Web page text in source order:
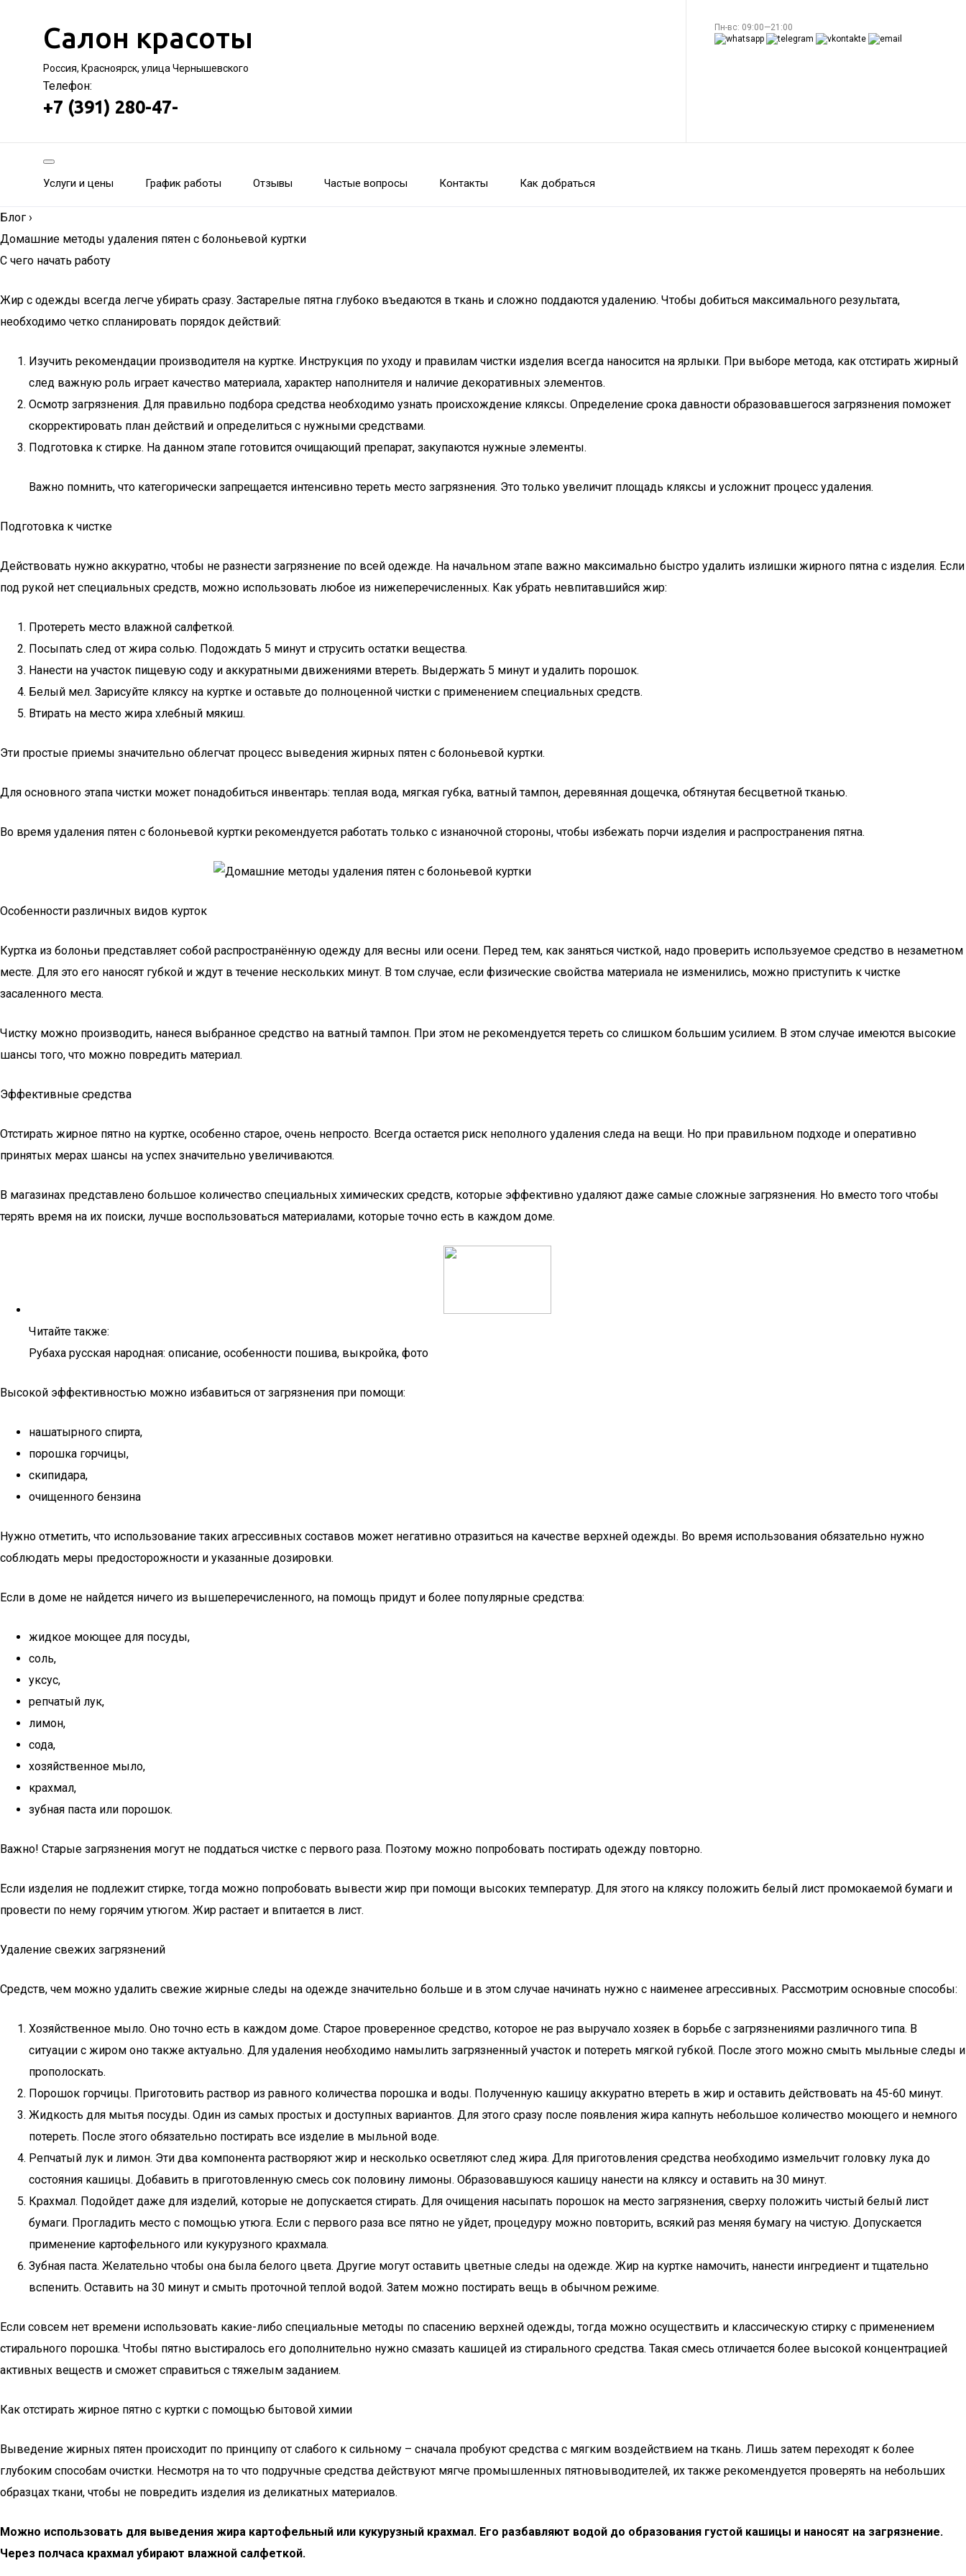
Салон красоты
Россия, Красноярск, улица Чернышевского
Телефон:
+7 (391) 280-47-
Пн-вс: 09:00—21:00
Услуги и цены График работы Отзывы Частые вопросы Контакты Как добраться
Блог ›
Домашние методы удаления пятен с болоньевой куртки
С чего начать работу
Жир с одежды всегда легче убирать сразу. Застарелые пятна глубоко въедаются в ткань и сложно поддаются удалению. Чтобы добиться максимального результата,
необходимо четко спланировать порядок действий:
Изучить рекомендации производителя на куртке. Инструкция по уходу и правилам чистки изделия всегда наносится на ярлыки. При выборе метода, как отстирать жирный
след важную роль играет качество материала, характер наполнителя и наличие декоративных элементов.
Осмотр загрязнения. Для правильно подбора средства необходимо узнать происхождение кляксы. Определение срока давности образовавшегося загрязнения поможет
скорректировать план действий и определиться с нужными средствами.
Подготовка к стирке. На данном этапе готовится очищающий препарат, закупаются нужные элементы.
Важно помнить, что категорически запрещается интенсивно тереть место загрязнения. Это только увеличит площадь кляксы и усложнит процесс удаления.
Подготовка к чистке
Действовать нужно аккуратно, чтобы не разнести загрязнение по всей одежде. На начальном этапе важно максимально быстро удалить излишки жирного пятна с изделия. Если
под рукой нет специальных средств, можно использовать любое из нижеперечисленных. Как убрать невпитавшийся жир:
Протереть место влажной салфеткой.
Посыпать след от жира солью. Подождать 5 минут и струсить остатки вещества.
Нанести на участок пищевую соду и аккуратными движениями втереть. Выдержать 5 минут и удалить порошок.
Белый мел. Зарисуйте кляксу на куртке и оставьте до полноценной чистки с применением специальных средств.
Втирать на место жира хлебный мякиш.
Эти простые приемы значительно облегчат процесс выведения жирных пятен с болоньевой куртки.
Для основного этапа чистки может понадобиться инвентарь: теплая вода, мягкая губка, ватный тампон, деревянная дощечка, обтянутая бесцветной тканью.
Во время удаления пятен с болоньевой куртки рекомендуется работать только с изнаночной стороны, чтобы избежать порчи изделия и распространения пятна.
Особенности различных видов курток
Куртка из болоньи представляет собой распространённую одежду для весны или осени. Перед тем, как заняться чисткой, надо проверить используемое средство в незаметном
месте. Для это его наносят губкой и ждут в течение нескольких минут. В том случае, если физические свойства материала не изменились, можно приступить к чистке
засаленного места.
Чистку можно производить, нанеся выбранное средство на ватный тампон. При этом не рекомендуется тереть со слишком большим усилием. В этом случае имеются высокие
шансы того, что можно повредить материал.
Эффективные средства
Отстирать жирное пятно на куртке, особенно старое, очень непросто. Всегда остается риск неполного удаления следа на вещи. Но при правильном подходе и оперативно
принятых мерах шансы на успех значительно увеличиваются.
В магазинах представлено большое количество специальных химических средств, которые эффективно удаляют даже самые сложные загрязнения. Но вместо того чтобы
терять время на их поиски, лучше воспользоваться материалами, которые точно есть в каждом доме.
Читайте также:
Рубаха русская народная: описание, особенности пошива, выкройка, фото
Высокой эффективностью можно избавиться от загрязнения при помощи:
нашатырного спирта,
порошка горчицы,
скипидара,
очищенного бензина
Нужно отметить, что использование таких агрессивных составов может негативно отразиться на качестве верхней одежды. Во время использования обязательно нужно
соблюдать меры предосторожности и указанные дозировки.
Если в доме не найдется ничего из вышеперечисленного, на помощь придут и более популярные средства:
жидкое моющее для посуды,
соль,
уксус,
репчатый лук,
лимон,
сода,
хозяйственное мыло,
крахмал,
зубная паста или порошок.
Важно! Старые загрязнения могут не поддаться чистке с первого раза. Поэтому можно попробовать постирать одежду повторно.
Если изделия не подлежит стирке, тогда можно попробовать вывести жир при помощи высоких температур. Для этого на кляксу положить белый лист промокаемой бумаги и
провести по нему горячим утюгом. Жир растает и впитается в лист.
Удаление свежих загрязнений
Средств, чем можно удалить свежие жирные следы на одежде значительно больше и в этом случае начинать нужно с наименее агрессивных. Рассмотрим основные способы:
Хозяйственное мыло. Оно точно есть в каждом доме. Старое проверенное средство, которое не раз выручало хозяек в борьбе с загрязнениями различного типа. В
ситуации с жиром оно также актуально. Для удаления необходимо намылить загрязненный участок и потереть мягкой губкой. После этого можно смыть мыльные следы и
прополоскать.
Порошок горчицы. Приготовить раствор из равного количества порошка и воды. Полученную кашицу аккуратно втереть в жир и оставить действовать на 45-60 минут.
Жидкость для мытья посуды. Один из самых простых и доступных вариантов. Для этого сразу после появления жира капнуть небольшое количество моющего и немного
потереть. После этого обязательно постирать все изделие в мыльной воде.
Репчатый лук и лимон. Эти два компонента растворяют жир и несколько осветляют след жира. Для приготовления средства необходимо измельчит головку лука до
состояния кашицы. Добавить в приготовленную смесь сок половину лимоны. Образовавшуюся кашицу нанести на кляксу и оставить на 30 минут.
Крахмал. Подойдет даже для изделий, которые не допускается стирать. Для очищения насыпать порошок на место загрязнения, сверху положить чистый белый лист
бумаги. Прогладить место с помощью утюга. Если с первого раза все пятно не уйдет, процедуру можно повторить, всякий раз меняя бумагу на чистую. Допускается
применение картофельного или кукурузного крахмала.
Зубная паста. Желательно чтобы она была белого цвета. Другие могут оставить цветные следы на одежде. Жир на куртке намочить, нанести ингредиент и тщательно
вспенить. Оставить на 30 минут и смыть проточной теплой водой. Затем можно постирать вещь в обычном режиме.
Если совсем нет времени использовать какие-либо специальные методы по спасению верхней одежды, тогда можно осуществить и классическую стирку с применением
стирального порошка. Чтобы пятно выстиралось его дополнительно нужно смазать кашицей из стирального средства. Такая смесь отличается более высокой концентрацией
активных веществ и сможет справиться с тяжелым заданием.
Как отстирать жирное пятно с куртки с помощью бытовой химии
Выведение жирных пятен происходит по принципу от слабого к сильному – сначала пробуют средства с мягким воздействием на ткань. Лишь затем переходят к более
глубоким способам очистки. Несмотря на то что подручные средства действуют мягче промышленных пятновыводителей, их также рекомендуется проверять на небольших
образцах ткани, чтобы не повредить изделия из деликатных материалов.
Можно использовать для выведения жира картофельный или кукурузный крахмал. Его разбавляют водой до образования густой кашицы и наносят на загрязнение.
Через полчаса крахмал убирают влажной салфеткой.